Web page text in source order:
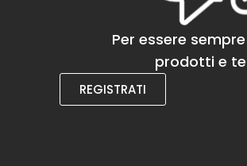
Per essere
prodotti e
REGISTRATI